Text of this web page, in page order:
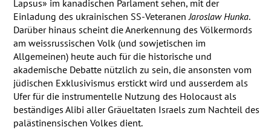
Lapsus» im kanadischen Parlament sehen, mit der
Einladung des ukrainischen SS-VeteranenJaroslaw Hunka.
Darüber hinaus scheint die Anerkennung des Völkermords
am weissrussischen Volk (und sowjetischen im
Allgemeinen) heute auch für die historische und
akademische Debatte nützlich zu sein, die ansonsten vom
jüdischen Exklusivismus erstickt wird und ausserdem als
Ufer für die instrumentelle Nutzung des Holocaust als
beständiges Alibi aller Gräueltaten Israels zum Nachteil des
palästinensischen Volkes dient.